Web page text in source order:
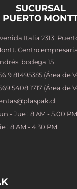
SUCURSAL
PUERTO
Italia 2313,
Centro
bodega 15
9 81495385 (Área de
5408 1717 (Área de
- Jue : 8 AM - 5.00 PM
: 8 AM - 4.30 PM